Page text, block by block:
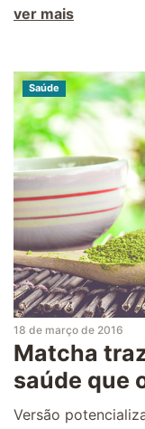
ver mais
Saúde
18 de março de 2016
Matcha
saúde que
Versão